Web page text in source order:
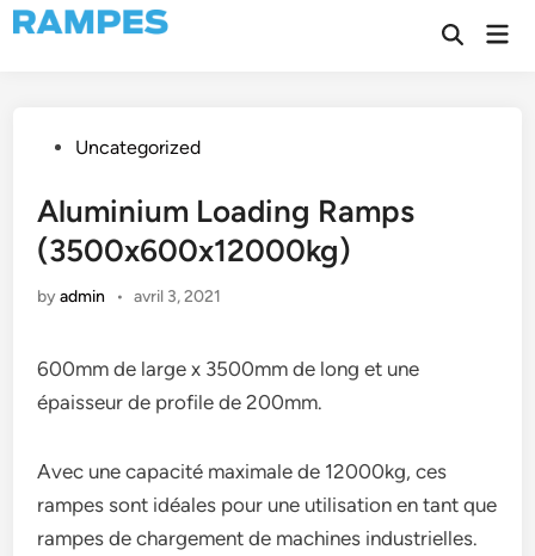
Skip
to
Open
PostedUncategorized
Aluminium Loading Ramps
(3500x600x12000kg)
byadmin • avril 3, 2021
600mm de large x 3500mm de long et une
épaisseur de profile de 200mm.
Avec une capacité maximale de 12000kg, ces
rampes sont idéales pour une utilisation en tant que
rampes de chargement de machines industrielles.